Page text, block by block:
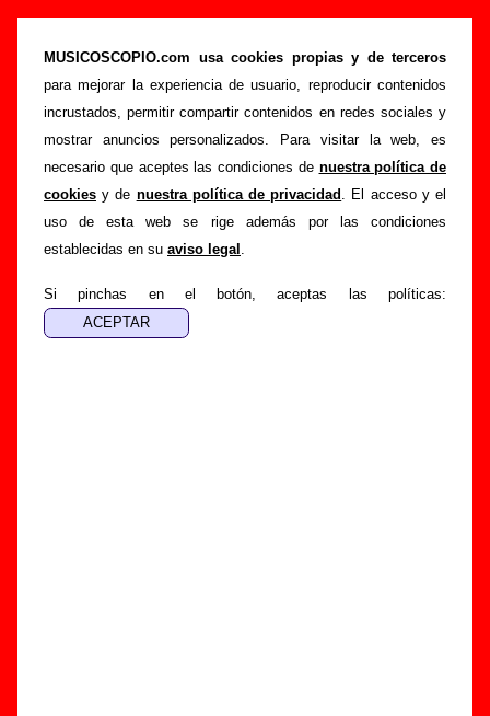
MUSICOSCOPIO.com usa cookies propias y de terceros
para mejorar la experiencia de usuario, reproducir contenidos
incrustados, permitir compartir contenidos en redes sociales y
mostrar anuncios personalizados. Para visitar la web, es
necesario que aceptes las condiciones de nuestra política de
cookies y de nuestra política de privacidad . El acceso y el
uso de esta web se rige además por las condiciones
establecidas en su aviso legal .
Si pinchas en el botón, aceptas las políticas:
“Branquias bajo el agua”, canción de
Lagartija Nick (Letra e información)
Portada >Lagartija Nick >Canciones >Branquias bajo el agua
Esta página pretende recopilar todo tipo de información
sobre lacanción "Branquias bajo el agua" interpretada por
Lagartija Nick . Además de su letra, también aparecerá
información sobre el autor o los autores, sobre los discos en
los que está incluido este tema, sobre la grabación del
encuentras errores o tienes información adicional, puedes
ayudar a
completar esta información